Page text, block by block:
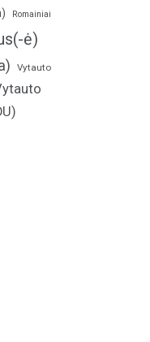
Romainiai
ė)
Vytauto